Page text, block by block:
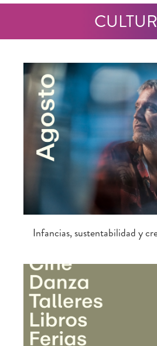
Infancias, sustentabilidad y